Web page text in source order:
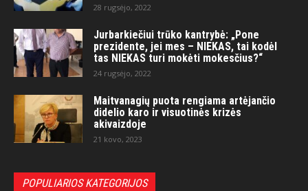
28 rugsėjo, 2022
Jurbarkiečiui trūko kantrybė: „Pone
prezidente, jei mes – NIEKAS, tai kodėl
tas NIEKAS turi mokėti mokesčius?“
24 rugsėjo, 2022
Maitvanagių puota rengiama artėjančio
didelio karo ir visuotinės krizės
akivaizdoje
21 kovo, 2023
POPULIARIOS KATEGORIJOS